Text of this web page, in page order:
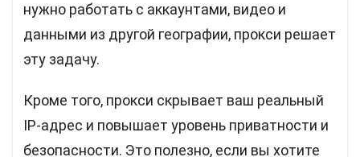
нужно работать с аккаунтами, видео и
данными из другой географии, прокси решает
эту задачу.
Кроме того, прокси скрывает ваш реальный
IP-адрес и повышает уровень приватности и
безопасности. Это полезно, если вы хотите